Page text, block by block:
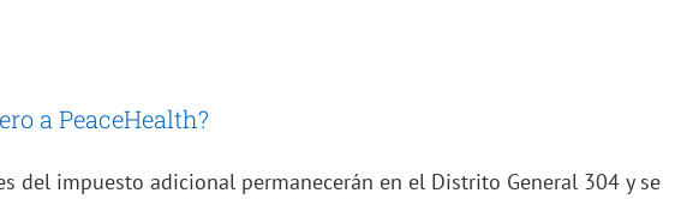
a PeaceHealth?
del impuesto adicional permanecerán en el Distrito General 304 y se